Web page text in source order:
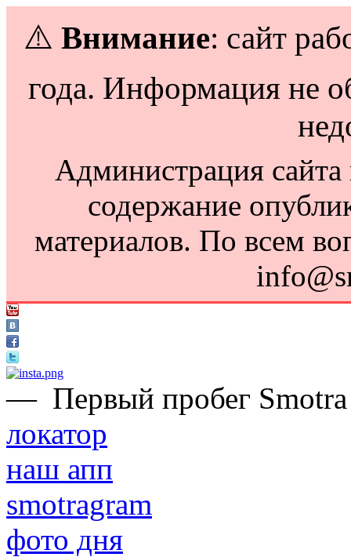
⚠️ Внимание: сайт
года. Информация не
Администрация сайта
содержание
материалов. По всем
— Первый пробег
локатор
наш апп
smotragram
фото дня